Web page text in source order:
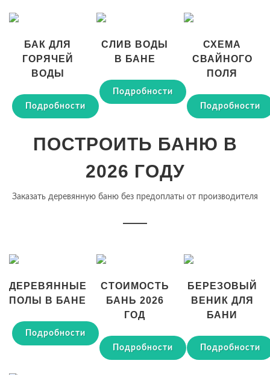
БАК ДЛЯ
ГОРЯЧЕЙ
ВОДЫ
Подробности
СЛИВ ВОДЫ
В БАНЕ
Подробности
СХЕМА
СВАЙНОГО
ПОЛЯ
Подробности
ПОСТРОИТЬ БАНЮ В
2026 ГОДУ
Заказать деревянную баню без предоплаты от производителя
ДЕРЕВЯННЫЕ
ПОЛЫ В БАНЕ
Подробности
СТОИМОСТЬ
БАНЬ 2026
ГОД
Подробности
БЕРЕЗОВЫЙ
ВЕНИК ДЛЯ
БАНИ
Подробности